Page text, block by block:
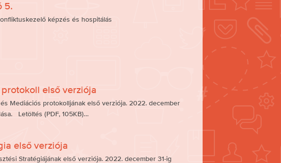
5.
képzés és hospitálás
első verziója
Mediációs protokolljának első verziója. 2022. december
Letöltés (PDF, 105KB)…
első verziója
Stratégiájának első verziója. 2022. december 31-ig